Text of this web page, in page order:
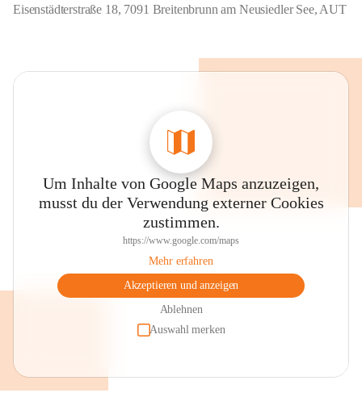
Eisenstädterstraße 18, 7091 Breitenbrunn am Neusiedler See, AUT
Um Inhalte von Google Maps anzuzeigen,
musst du der Verwendung externer Cookies
zustimmen.
https://www.google.com/maps
Mehr erfahren
Akzeptieren und anzeigen
Ablehnen
Auswahl merken